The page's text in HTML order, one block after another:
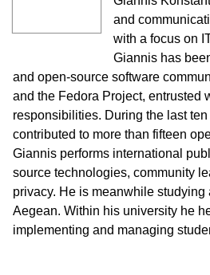
and
with a focus on
Giannis has
and open-source software
and the Fedora Project, entrusted
responsibilities. During the last
contributed to more than fifteen
Giannis performs international
source technologies, community
privacy. He is meanwhile studying
Aegean. Within his university he
implementing and managing